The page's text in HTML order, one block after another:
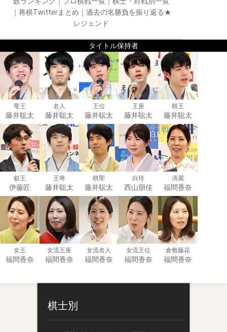
｜ 将棋Twitterまとめ ｜ 過去の名勝負を振り返る★
レジェンド
タイトル保持者
竜王
藤井聡太
名人
藤井聡太
王位
藤井聡太
王座
藤井聡太
棋王
藤井聡太
叡王
伊藤匠
王将
藤井聡太
棋聖
藤井聡太
白玲
西山朋佳
清麗
福間香奈
女王
福間香奈
女流王座
福間香奈
女流名人
福間香奈
女流王位
福間香奈
倉敷藤花
福間香奈
棋士別